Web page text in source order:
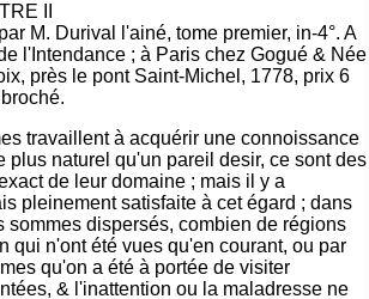
II
M. Durival l'ainé, tome premier, in-4°. A
l'Intendance ; à Paris chez Gogué & Née
près le pont Saint-Michel, 1778, prix 6
travaillent à acquérir une connoissance
naturel qu'un pareil desir, ce sont des
de leur domaine ; mais il y a
pleinement satisfaite à cet égard ; dans
dispersés, combien de régions
qui n'ont été vues qu'en courant, ou par
qu'on a été à portée de visiter
& l'inattention ou la maladresse ne